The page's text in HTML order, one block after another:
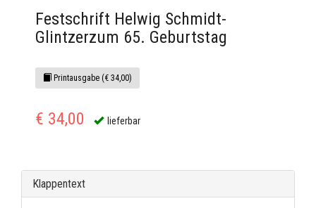
Festschrift Helwig Schmidt-
Glintzerzum 65. Geburtstag
Printausgabe (€ 34,00)
€ 34,00 lieferbar
Klappentext